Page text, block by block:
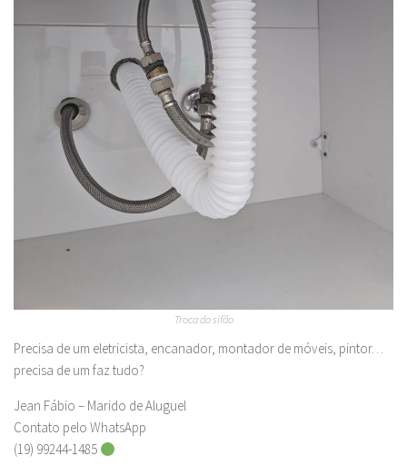
Troca do sifão
Precisa de um eletricista, encanador, montador de móveis, pintor…
precisa de um faz tudo?
Jean Fábio – Marido de Aluguel
Contato pelo WhatsApp
(19) 99244-1485